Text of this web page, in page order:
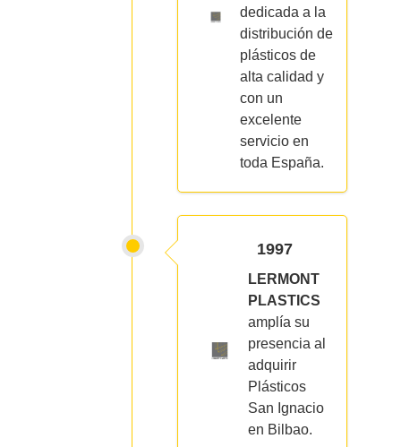
dedicada a la
distribución de
plásticos de
alta calidad y
con un
excelente
servicio en
toda España.
1997
LERMONT
PLASTICS
amplía su
presencia al
adquirir
Plásticos
San Ignacio
en Bilbao.